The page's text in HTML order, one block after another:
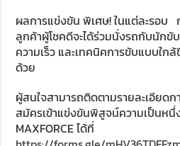
ผลการแข่งขัน พิเศษ! ในแต่ละรอบ
ลูกค้าผู้โชคดีจะได้ร่วมนั่งรถกับนัก
ความเร็ว และเทคนิคการขับแบบใก
ด้วย
ผู้สนใจสามารถติดตามรายละเอียด
สมัครเข้าแข่งขันพิสูจน์ความเป็นห
MAXFORCE ได้ที่